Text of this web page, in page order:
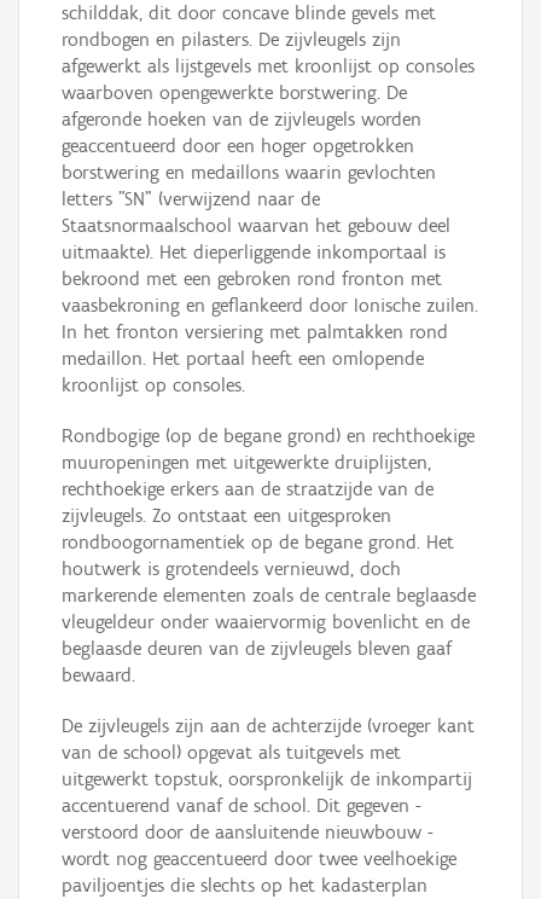
schilddak, dit door concave blinde gevels met
rondbogen en pilasters. De zijvleugels zijn
afgewerkt als lijstgevels met kroonlijst op consoles
waarboven opengewerkte borstwering. De
afgeronde hoeken van de zijvleugels worden
geaccentueerd door een hoger opgetrokken
borstwering en medaillons waarin gevlochten
letters "SN" (verwijzend naar de
Staatsnormaalschool waarvan het gebouw deel
uitmaakte). Het dieperliggende inkomportaal is
bekroond met een gebroken rond fronton met
vaasbekroning en geflankeerd door Ionische zuilen.
In het fronton versiering met palmtakken rond
medaillon. Het portaal heeft een omlopende
kroonlijst op consoles.
Rondbogige (op de begane grond) en rechthoekige
muuropeningen met uitgewerkte druiplijsten,
rechthoekige erkers aan de straatzijde van de
zijvleugels. Zo ontstaat een uitgesproken
rondboogornamentiek op de begane grond. Het
houtwerk is grotendeels vernieuwd, doch
markerende elementen zoals de centrale beglaasde
vleugeldeur onder waaiervormig bovenlicht en de
beglaasde deuren van de zijvleugels bleven gaaf
bewaard.
De zijvleugels zijn aan de achterzijde (vroeger kant
van de school) opgevat als tuitgevels met
uitgewerkt topstuk, oorspronkelijk de inkompartij
accentuerend vanaf de school. Dit gegeven -
verstoord door de aansluitende nieuwbouw -
wordt nog geaccentueerd door twee veelhoekige
paviljoentjes die slechts op het kadasterplan